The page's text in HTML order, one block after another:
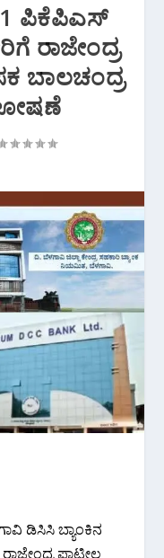
ಪಿಕೆಪಿಎಸ್
ರಾಜೇಂದ್ರ
ಬಾಲಚಂದ್ರ
ಡಿಸಿಸಿ ಬ್ಯಾಂಕಿನ
ಪಾಟೀಲ